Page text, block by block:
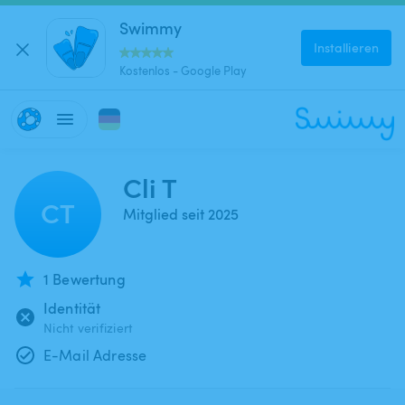
Swimmy
Kostenlos - Google Play
Installieren
CT
Cli T
Mitglied seit 2025
1 Bewertung
Identität
Nicht verifiziert
E-Mail Adresse